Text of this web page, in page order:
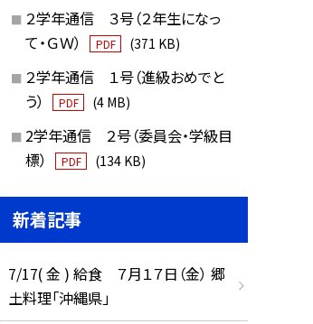
２学年通信 ３号（２年生になっ
て・ＧＷ）
PDF (371 KB)
２学年通信 １号（進級おめでと
う）
PDF (4 MB)
2学年通信 ２号（委員会・学級目
標）
PDF (134 KB)
新着記事
7/17( 金 ) 給食 ７月１７日（金） 郷
土料理「沖縄県」